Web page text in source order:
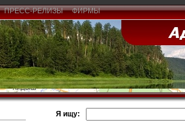
ПРЕСС-РЕЛИЗЫ ФИРМЫ
Я ищу: